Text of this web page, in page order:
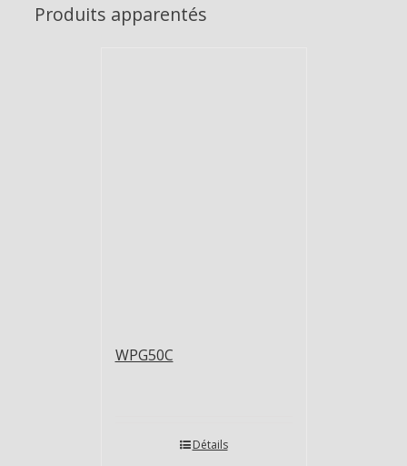
Produits apparentés
WPG50C
Détails